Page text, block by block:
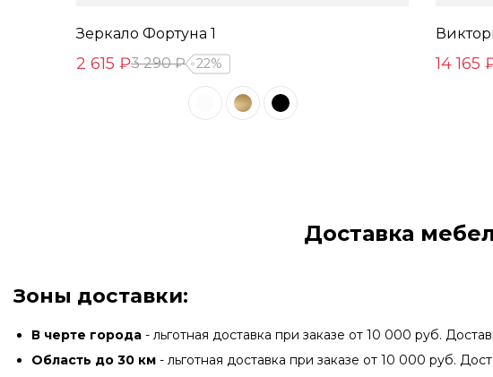
Зеркало Фортуна 1
2 615 ₽3 290 ₽ 22% 14 165
Доставка
Зоны доставки:
В черте города - льготная доставка при заказе от 10 000 руб.
Область до 30 км - льготная доставка при заказе от 10 000 руб.